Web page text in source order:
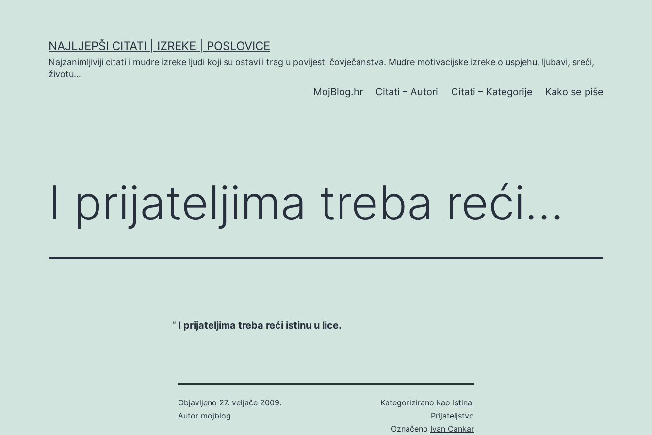
NAJLJEPŠI CITATI | IZREKE | POSLOVICE
Najzanimljiviji citati i mudre izreke ljudi koji su ostavili trag u povijesti čovječanstva. Mudre motivacijske izreke o uspjehu, ljubavi, sreći,
životu…
MojBlog.hr Citati – Autori Citati – Kategorije Kako se piše
I prijateljima treba reći…
I prijateljima treba reći istinu u lice.
Objavljeno 27. veljače 2009.
Autor mojblog
Kategorizirano kao Istina,
Prijateljstvo
Označeno Ivan Cankar